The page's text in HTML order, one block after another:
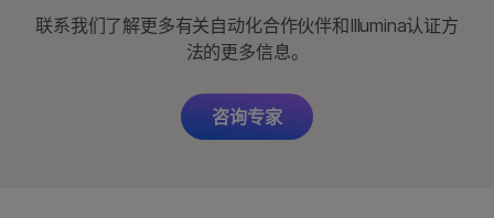
联系我们了解更多有关自动化合作伙伴和Illumina认证方
法的更多信息。
咨询专家